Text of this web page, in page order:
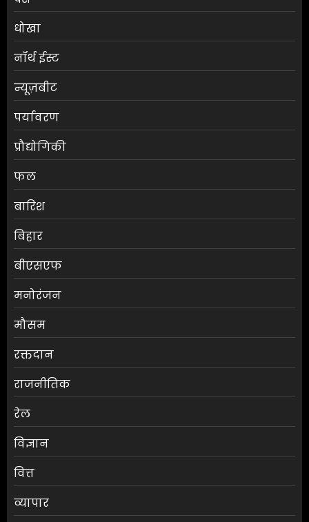
धोखा
नॉर्थ ईस्ट
न्यूज़बीट
पर्यावरण
प्रौद्योगिकी
फल
बारिश
बिहार
बीएसएफ
मनोरंजन
मौसम
रक्तदान
राजनीतिक
रेल
विज्ञान
वित्त
व्यापार
विजेता
4